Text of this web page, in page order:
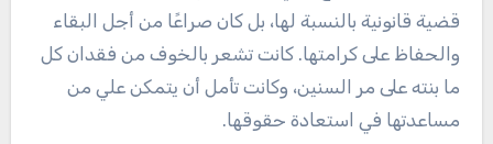
قضية قانونية بالنسبة لها، بل كان صراعًا من أجل البقاء
والحفاظ على كرامتها. كانت تشعر بالخوف من فقدان كل
ما بنته على مر السنين، وكانت تأمل أن يتمكن علي من
مساعدتها في استعادة حقوقها.